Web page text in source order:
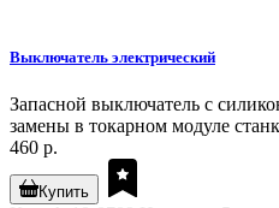
Выключатель электрический
Запасной выключатель с
замены в токарном модуле
460 р.
Купить